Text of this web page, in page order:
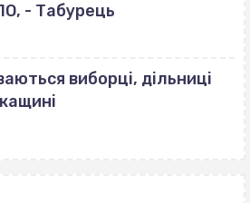
- Табурець
виборці, дільниці